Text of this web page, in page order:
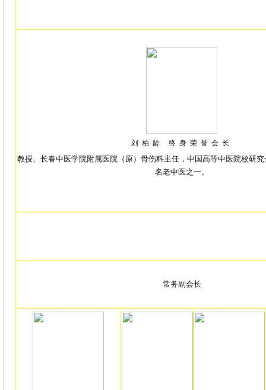
刘柏龄 终身荣誉会长
教授、长春中医学院附属医院（原）骨伤科主任，中国高等中医院校研
名老中医之一。
常务副会长